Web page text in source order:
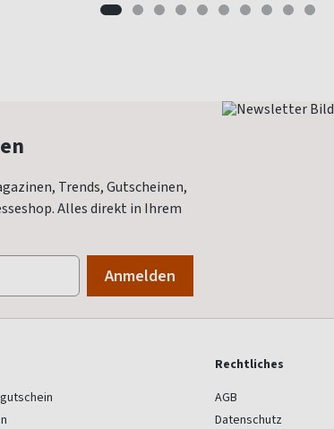
Trends, Gutscheinen,
Alles direkt in Ihrem
Rechtliches
AGB
Datenschutz